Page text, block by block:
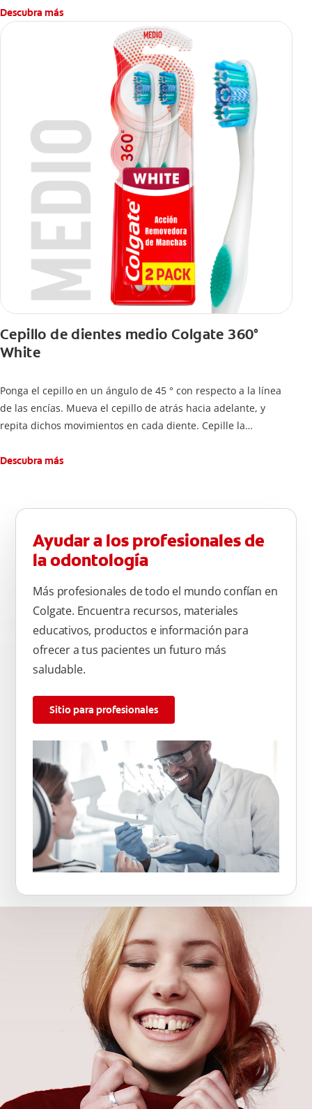
Descubra más
Cepillo de dientes medio Colgate 360°
White
Ponga el cepillo en un ángulo de 45 ° con respecto a la línea
de las encías. Mueva el cepillo de atrás hacia adelante, y
repita dichos movimientos en cada diente. Cepille la
atrás hacia adelante. Cepille la superficie masticatoria (parte
atrás, arriba y abajo, en la parte superior e inferior. No se
olvide de cepillar la lengua para quitar el mal olor causado
por las bacterias.
Descubra más
Ayudar a los profesionales de
la odontología
Más profesionales de todo el mundo confían en
Colgate. Encuentra recursos, materiales
educativos, productos e información para
ofrecer a tus pacientes un futuro más
saludable.
Sitio para profesionales